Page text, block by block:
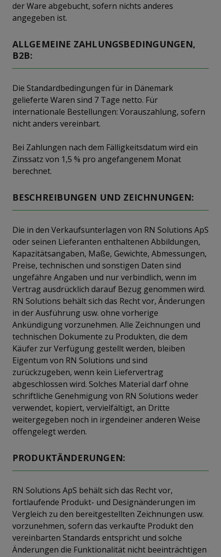
der Ware abgebucht, sofern nichts anderes
angegeben ist.
ALLGEMEINE ZAHLUNGSBEDINGUNGEN,
B2B:
Die Standardbedingungen für in Dänemark
gelieferte Waren sind 7 Tage netto. Für
internationale Bestellungen: Vorauszahlung, sofern
nicht anders vereinbart.
Bei Zahlungen nach dem Fälligkeitsdatum wird ein
Zinssatz von 1,5 % pro angefangenem Monat
berechnet.
BESCHREIBUNGEN UND ZEICHNUNGEN:
Die in den Verkaufsunterlagen von RN Solutions ApS
oder seinen Lieferanten enthaltenen Abbildungen,
Kapazitätsangaben, Maße, Gewichte, Abmessungen,
Preise, technischen und sonstigen Daten sind
ungefähre Angaben und nur verbindlich, wenn im
Vertrag ausdrücklich darauf Bezug genommen wird.
RN Solutions behält sich das Recht vor, Änderungen
in der Ausführung usw. ohne vorherige
Ankündigung vorzunehmen. Alle Zeichnungen und
technischen Dokumente zu Produkten, die dem
Käufer zur Verfügung gestellt werden, bleiben
Eigentum von RN Solutions und sind
zurückzugeben, wenn kein Liefervertrag
abgeschlossen wird. Solches Material darf ohne
schriftliche Genehmigung von RN Solutions weder
verwendet, kopiert, vervielfältigt, an Dritte
weitergegeben noch in irgendeiner anderen Weise
offengelegt werden.
PRODUKTÄNDERUNGEN:
RN Solutions ApS behält sich das Recht vor,
fortlaufende Produkt- und Designänderungen im
Vergleich zu den bereitgestellten Zeichnungen usw.
vorzunehmen, sofern das verkaufte Produkt den
vereinbarten Standards entspricht und solche
Änderungen die Funktionalität nicht beeinträchtigen